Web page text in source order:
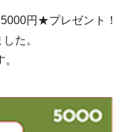
円★プレゼント！
た。